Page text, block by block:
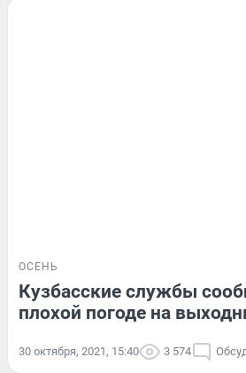
ОСЕНЬ
Кузбасские службы
плохой погоде на
30 октября, 2021, 15:40 3 574